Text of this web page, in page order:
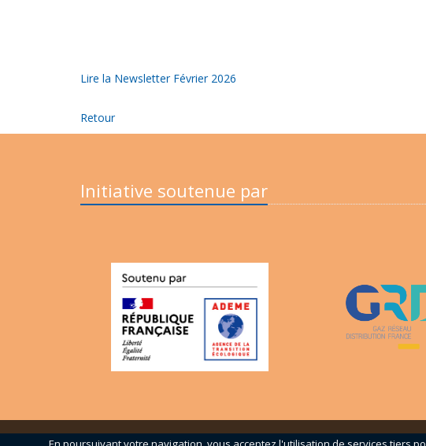
Lire la Newsletter Février 2026
Retour
Initiative soutenue par